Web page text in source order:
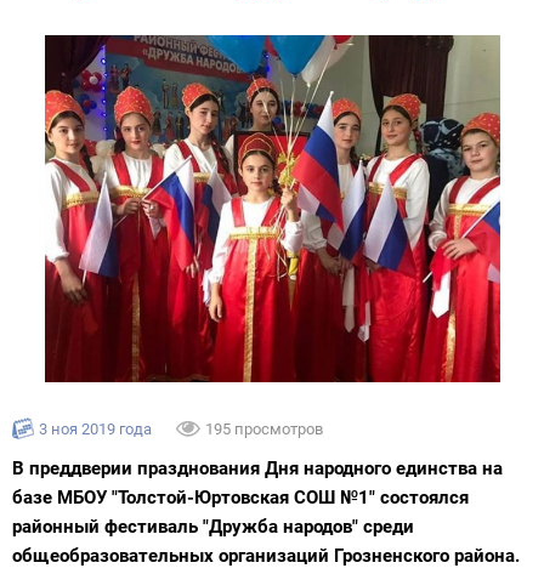
3 ноя 2019 года 195 просмотров
В преддверии празднования Дня народного единства на
базе МБОУ "Толстой-Юртовская СОШ №1" состоялся
районный фестиваль "Дружба народов" среди
общеобразовательных организаций Грозненского района.